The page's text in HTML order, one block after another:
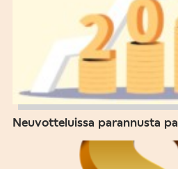
Neuvotteluissa parannusta